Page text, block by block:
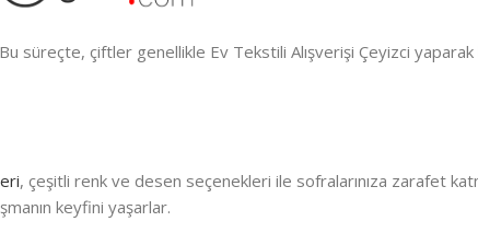
süreçte, çiftler genellikle Ev Tekstili Alışverişi Çeyizci
, çeşitli renk ve desen seçenekleri ile sofralarınıza zarafet
keyfini yaşarlar.